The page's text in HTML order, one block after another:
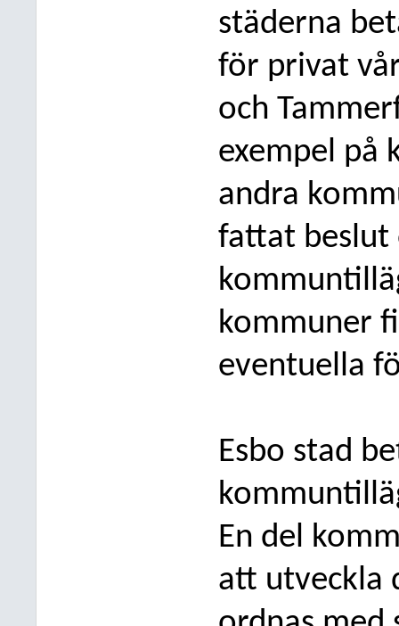
städerna
för privat
och
exempel på
andra
fattat beslut
kommuner
eventuella
Esbo stad
En del
att utveckla